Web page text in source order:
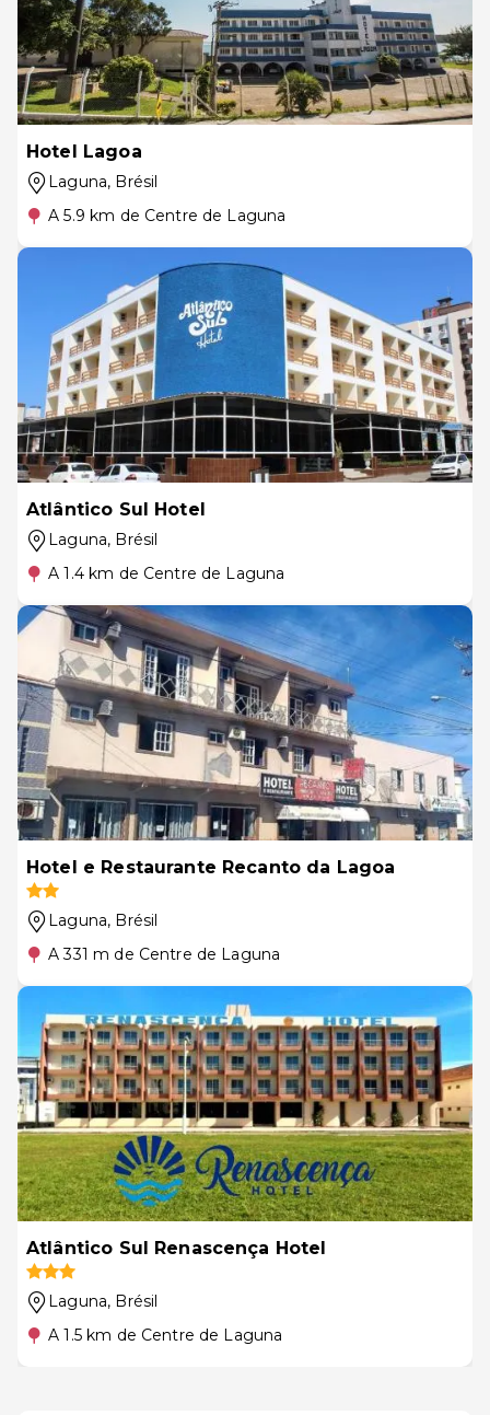
Hotel Lagoa
Laguna, Brésil
A 5.9 km de Centre de Laguna
Atlântico Sul Hotel
Laguna, Brésil
A 1.4 km de Centre de Laguna
Hotel e Restaurante Recanto da Lagoa
Laguna, Brésil
A 331 m de Centre de Laguna
Atlântico Sul Renascença Hotel
Laguna, Brésil
A 1.5 km de Centre de Laguna